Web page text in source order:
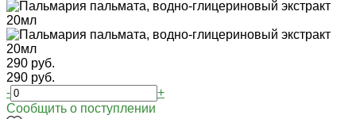
290 руб.
290 руб.
-
+
Cообщить о поступлении